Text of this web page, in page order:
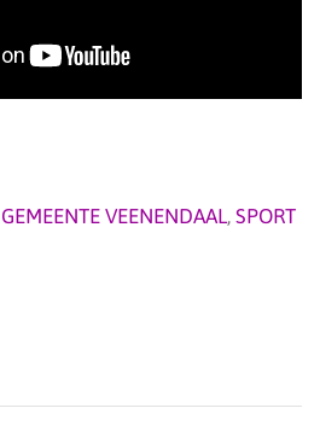
GEMEENTE VEENENDAAL, SPORT